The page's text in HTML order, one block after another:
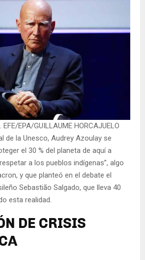
EPA/GUILLAUME HORCAJUELO
de la Unesco, Audrey Azoulay se
el 30 % del planeta de aquí a
a los pueblos indígenas”, algo
y que planteó en el debate el
Sebastião Salgado, que lleva 40
esta realidad.
DE CRISIS